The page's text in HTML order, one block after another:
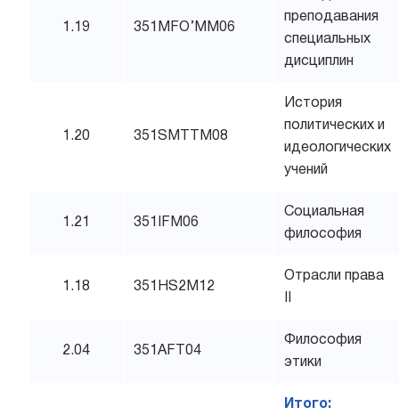
1.19 351MFO’MM06
преподавания
специальных
дисциплин
1.20 351SMTTM08
История
политических и
идеологических
учений
1.21 351IFM06
Социальная
философия
1.18 351HS2M12
Отрасли права
2.04 351AFT04
Философия
этики
Итого: